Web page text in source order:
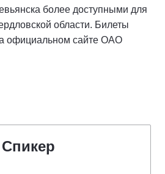
более доступными для
области. Билеты
официальном сайте ОАО
Спикер